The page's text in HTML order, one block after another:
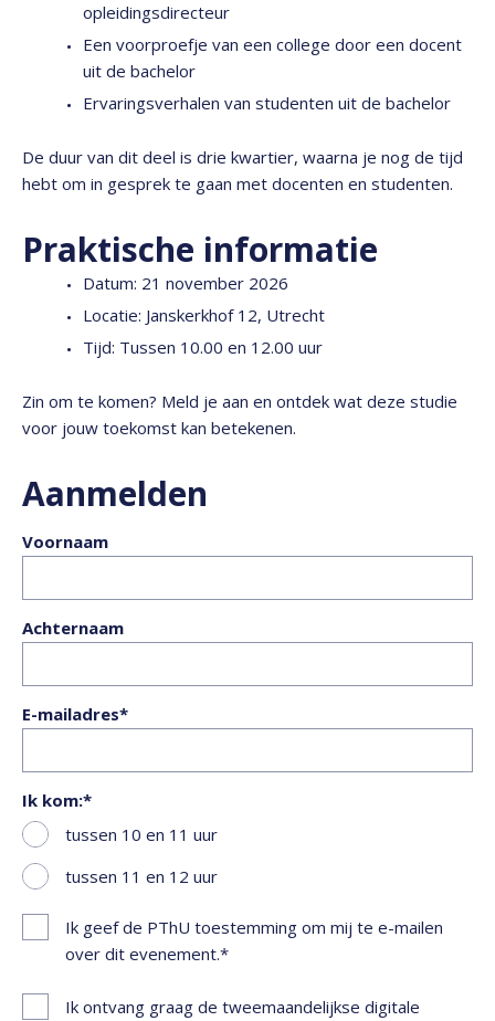
opleidingsdirecteur
Een voorproefje van een college door een docent
uit de bachelor
Ervaringsverhalen van studenten uit de bachelor
De duur van dit deel is drie kwartier, waarna je nog de tijd
hebt om in gesprek te gaan met docenten en studenten.
Praktische informatie
Datum: 21 november 2026
Locatie: Janskerkhof 12, Utrecht
Tijd: Tussen 10.00 en 12.00 uur
Zin om te komen? Meld je aan en ontdek wat deze studie
voor jouw toekomst kan betekenen.
Aanmelden
Voornaam
Achternaam
E-mailadres
Ik kom:
tussen 10 en 11 uur
tussen 11 en 12 uur
Ik geef de PThU toestemming om mij te e-mailen
over dit evenement.
Ik ontvang graag de tweemaandelijkse digitale